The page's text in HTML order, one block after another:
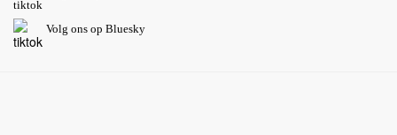
Volg ons op Bluesky